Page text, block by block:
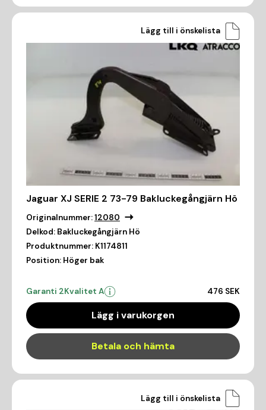
Lägg till i önskelista
Jaguar XJ SERIE 2 73-79 Bakluckegångjärn Hö
Originalnummer:12080
Delkod: Bakluckegångjärn Hö
Produktnummer: K1174811
Position: Höger bak
Garanti 2Kvalitet A 476 SEK
Lägg i varukorgen
Betala och hämta
Lägg till i önskelista